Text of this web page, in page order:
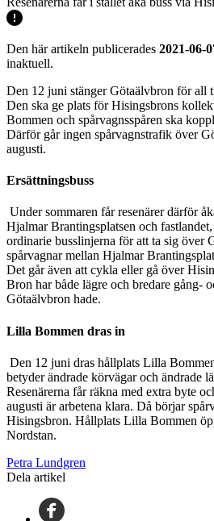
Den här artikeln publicerades 2021-06-
inaktuell.
Den 12 juni stänger Götaälvbron för all
Den ska ge plats för Hisingsbrons
Bommen och spårvagnsspåren ska
Därför går ingen spårvagnstrafik över
augusti.
Ersättningsbuss
Under sommaren får resenärer därför
Hjalmar Brantingsplatsen och
ordinarie busslinjerna för att ta sig över
spårvagnar mellan Hjalmar
Det går även att cykla eller gå över
Bron har både lägre och bredare gång-
Götaälvbron hade.
Lilla Bommen dras in
Den 12 juni dras hållplats Lilla
betyder ändrade körvägar och ändrade
Resenärerna får räkna med extra byte
augusti är arbetena klara. Då börjar
Hisingsbron. Hållplats Lilla Bommen
Nordstan.
Petra Lundgren
Dela artikel